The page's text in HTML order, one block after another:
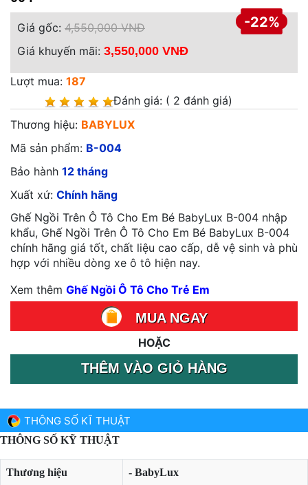
Giá gốc: 4,550,000 VNĐ
Giá khuyến mãi: 3,550,000 VNĐ
-22%
Lượt mua: 187
Đánh giá: ( 2 đánh giá)
Thương hiệu: BABYLUX
Mã sản phẩm: B-004
Bảo hành 12 tháng
Xuất xứ: Chính hãng
Ghế Ngồi Trên Ô Tô Cho Em Bé BabyLux B-004 nhập
khẩu, Ghế Ngồi Trên Ô Tô Cho Em Bé BabyLux B-004
chính hãng giá tốt, chất liệu cao cấp, dễ vệ sinh và phù
hợp với nhiều dòng xe ô tô hiện nay.
Xem thêm Ghế Ngồi Ô Tô Cho Trẻ Em
MUA NGAY
HOẶC
THÊM VÀO GIỎ HÀNG
THÔNG SỐ KĨ THUẬT
THÔNG SỐ KỸ THUẬT
Thương hiệu - BabyLux